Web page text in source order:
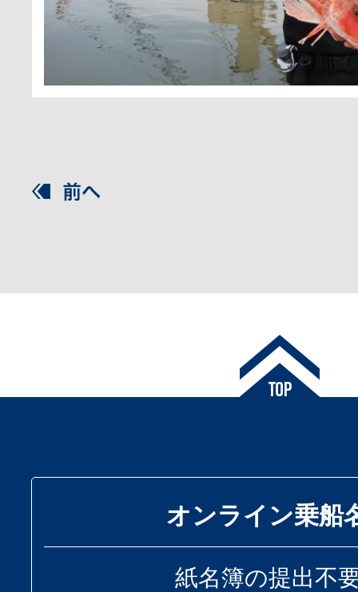
オンライン乗船
紙名簿の提出不